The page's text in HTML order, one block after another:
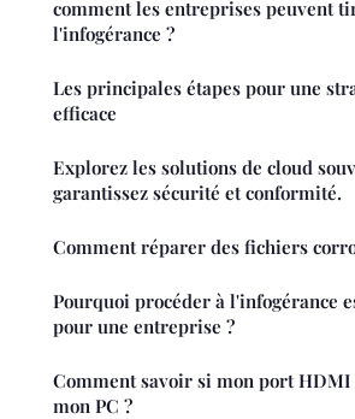
comment les entreprises peuvent
l'infogérance ?
Les principales étapes pour une
efficace
Explorez les solutions de cloud
garantissez sécurité et conformité.
Comment réparer des fichiers
Pourquoi procéder à l'infogérance
pour une entreprise ?
Comment savoir si mon port
mon PC ?